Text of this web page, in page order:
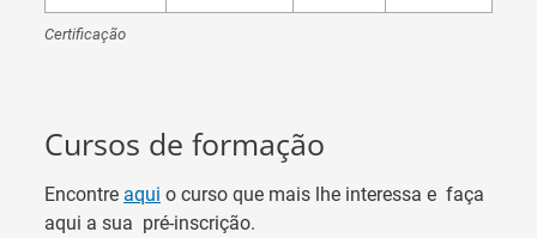
Certificação
Cursos de formação
Encontre aqui o curso que mais lhe interessa e faça
aqui a sua pré-inscrição.